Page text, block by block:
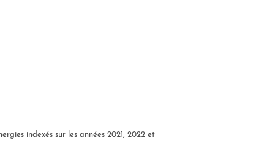
indexés sur les années 2021, 2022 et